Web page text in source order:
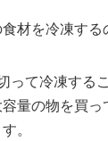
材を冷凍する
って冷凍する
量の物を買
。